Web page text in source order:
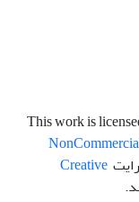
Creative